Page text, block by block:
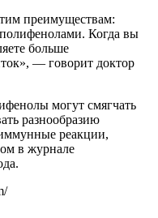
преимуществам:
Когда вы
больше
— говорит доктор
могут смягчать
разнообразию
реакции,
в журнале